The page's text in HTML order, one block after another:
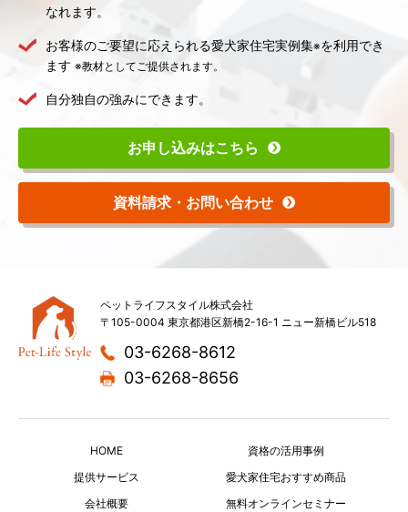
なれます。
お客様のご要望に応えられる愛犬家住宅実例集※を利用でき
ます ※教材としてご提供されます。
自分独自の強みにできます。
お申し込みはこちら
資料請求・お問い合わせ
ペットライフスタイル株式会社
〒105-0004 東京都港区新橋2-16-1 ニュー新橋ビル518
03-6268-8612
03-6268-8656
HOME
資格の活用事例
提供サービス
愛犬家住宅おすすめ商品
会社概要
無料オンラインセミナー